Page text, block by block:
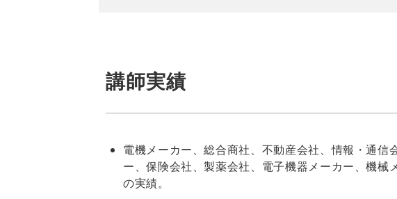
講師実績
電機メーカー、総合商社、不動産会社、情報・通
ー、保険会社、製薬会社、電子機器メーカー、機
の実績。